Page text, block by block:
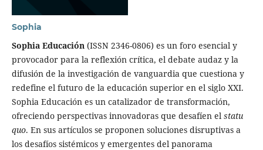
Sophia
Sophia Educación(ISSN 2346-0806) es un foro esencial y
provocador para la reflexión crítica, el debate audaz y la
difusión de la investigación de vanguardia que cuestiona y
redefine el futuro de la educación superior en el siglo XXI.
Sophia Educación es un catalizador de transformación,
ofreciendo perspectivas innovadoras que desafíen el statu
quo. En sus artículos se proponen soluciones disruptivas a
los desafíos sistémicos y emergentes del panorama